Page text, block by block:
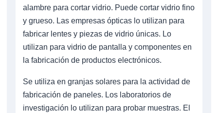
alambre para cortar vidrio. Puede cortar vidrio fino
y grueso. Las empresas ópticas lo utilizan para
fabricar lentes y piezas de vidrio únicas. Lo
utilizan para vidrio de pantalla y componentes en
la fabricación de productos electrónicos.
Se utiliza en granjas solares para la actividad de
fabricación de paneles. Los laboratorios de
investigación lo utilizan para probar muestras. El